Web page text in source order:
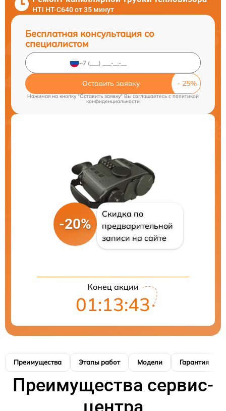
HTI HT-C640 от 35 минут
Бесплатная консультация со
специалистом
Оставить заявку
Нажимая на кнопку "Оставить заявку" Вы соглашаетесь cполитикой
конфиденциальности
-20%
Скидка по
предварительной
записи на сайте
Конец акции
01:13:41
Преимущества Этапы работ Модели Гарантия
Преимущества сервис-